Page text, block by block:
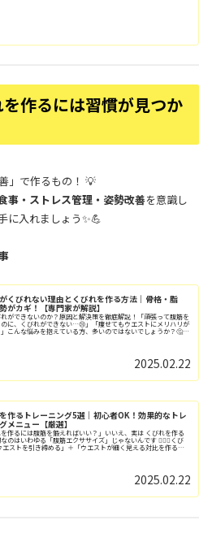
を作るには習慣が見つか
」で作るもの！ 💡
事・ストレス管理・姿勢改善を意識し
に入れましょう✨💪
くびれない理由とくびれを作る方法｜骨格・脂
がカギ！【専門家が解説】
ができないのか？原因と解決策を徹底解説！「頑張って腹筋を
のに、くびれができない…😢」「痩せてもウエストにメリハリが
こんな悩みを抱えている方、多いのではないでしょうか？🤔実
2025.02.22
作るトレーニング5選｜初心者OK！効果的なトレ
メニュー【厳選】
を作るには腹筋を鍛えればいい？」いいえ、実は くびれを作る
のはいわゆる「腹筋エクササイズ」じゃないんです 🏋️‍♀️💥くび
エストを引き締める」＋「ウエストが細く見える対比を作る」
2025.02.22